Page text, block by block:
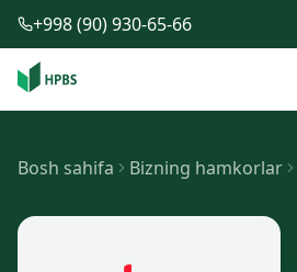
Tarkibga o'tish
+998 (90) 930-65-66
Bosh sahifa Bizning hamkorlar